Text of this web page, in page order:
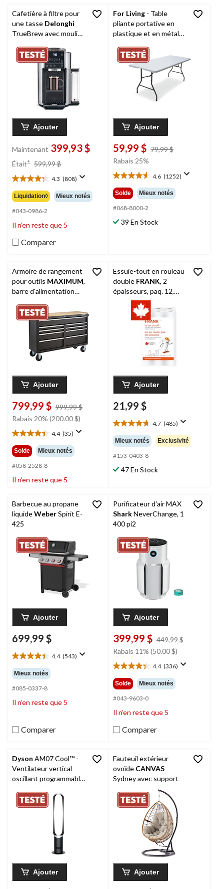
Cafetière à filtre pour
une tasse Delonghi
TrueBrew avec moulin
Ajouter
Maintenant 399,93 $
Était± 599,99 $
599,99 $
4.3 (808)
4.3
étoile(s)
sur
5.
808
évaluations
Liquidation◊ Mieux notés
#043-0986-2
Il n’en reste que 5
Comparer
For Living - Table
pliante portative en
plastique et en métal
intérieur/extérieur,
blanc, 6 pi
Ajouter
59,99 $ 79,99 $
Rabais 25%
4.6 (1252)
4.6
étoile(s)
sur
5.
1252
évaluations
Solde Mieux notés
#068-8000-2
39 En Stock
Armoire de rangement
pour outils MAXIMUM,
barre d'alimentation
56 po, noir mat
Ajouter
799,99 $ 999,99 $
Rabais 20% (200.00 $)
4.4 (35)
4.4
étoile(s)
sur
5.
35
évaluations
Solde Mieux notés
#058-2528-8
Il n’en reste que 5
Essuie-tout en rouleau
double FRANK, 2
épaisseurs, paq. 12,
ultra-absorbant
Ajouter
21,99 $
4.7 (485)
4.7
étoile(s)
sur
5.
485
évaluations
Mieux notés Exclusivité
#153-0403-8
47 En Stock
Barbecue au propane
liquideWeberSpirit E-
425
Ajouter
699,99 $
4.4 (543)
4.4
étoile(s)
sur
5.
543
évaluations
Mieux notés
#085-0337-8
Il n’en reste que 5
Comparer
Purificateur d'air MAX
SharkNeverChange, 1
400 pi2
Ajouter
399,99 $ 449,99 $
Rabais 11% (50.00 $)
4.4 (336)
4.4
étoile(s)
sur
5.
336
évaluations
Solde Mieux notés
#043-9603-0
Il n’en reste que 5
Comparer
Dyson AM07 Cool™ -
Ventilateur vertical
oscillant programmable
10 vitesses, noir/nickel
Ajouter
Fauteuil extérieur
ovoïde CANVAS
Sydney avec support
Ajouter